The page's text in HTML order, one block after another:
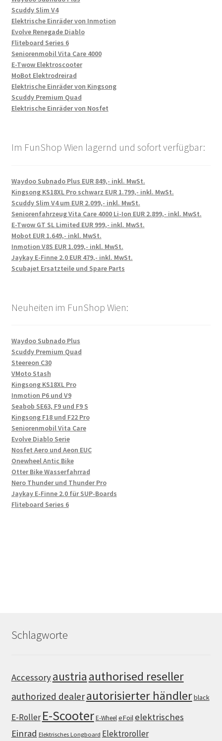
Scuddy Slim V4
Elektrische Einräder von Inmotion
Evolve Renegade Diablo
Fliteboard Series 6
Seniorenmobil Vita Care 4000
E-Twow Elektroscooter
MoBot Elektrodreirad
Elektrische Einräder von Kingsong
Scuddy Premium Quad
Elektrische Einräder von Nosfet
Im FunShop Wien lagernd und sofort verfügbar:
Waydoo Subnado Plus EUR 849,- inkl. MwSt.
Kingsong KS18XL Pro schwarz EUR 1.799,- inkl. MwSt.
Scuddy Slim V4 um EUR 2.099,- inkl. MwSt.
Seniorenfahrzeug Vita Care 4000 Li-Ion EUR 2.899,- inkl. MwSt.
E-Twow GT SL Limited EUR 999,- inkl. MwSt.
Mobot EUR 1.649,- inkl. MwSt.
Inmotion V8S EUR 1.099,- inkl. MwSt.
Jaykay E-Finne 2.0 EUR 479,- inkl. MwSt.
Scubajet Ersatzteile und Spare Parts
Neuheiten im FunShop Wien:
Waydoo Subnado Plus
Scuddy Premium Quad
Steereon C30
VMoto Stash
Kingsong KS18XL Pro
Inmotion P6 und V9
Seabob SE63, F9 und F9 S
Kingsong F18 und F22 Pro
Seniorenmobil Vita Care
Evolve Diablo Serie
Nosfet Aero und Aeon EUC
Onewheel Antic Bike
Otter Bike Wasserfahrrad
Nero Thunder und Thunder Pro
Jaykay E-Finne 2.0 für SUP-Boards
Fliteboard Series 6
Schlagworte
Accessoryaustria authorised reseller
authorized dealerautorisierter händlerblack
E-Roller E-ScooterE-WheeleFoil elektrisches
Einrad Elektrisches Longboard Elektroroller